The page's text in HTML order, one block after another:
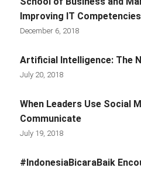
Improving IT Competencies
December 6, 2018
Artificial Intelligence: The
July 20, 2018
When Leaders Use Social
Communicate
July 19, 2018
#IndonesiaBicaraBaik